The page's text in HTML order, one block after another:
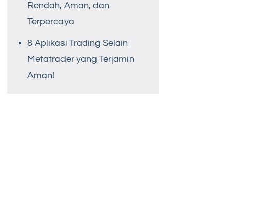
Rendah, Aman, dan
Terpercaya
8 Aplikasi Trading Selain
Metatrader yang Terjamin
Aman!